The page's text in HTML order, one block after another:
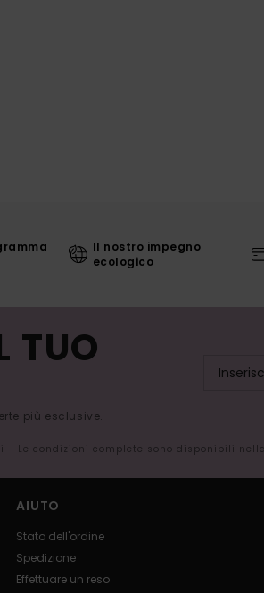
Il nostro impegno
ecologico
TUO
più esclusive.
Le condizioni complete sono disponibili
AIUTO
Stato dell'ordine
Spedizione
Effettuare un reso